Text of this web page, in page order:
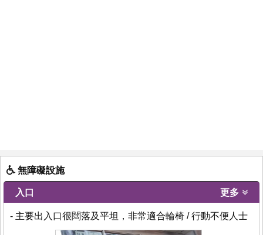
無障礙設施
入口 更多
- 主要出入口很闊落及平坦，非常適合輪椅 / 行動不便人士